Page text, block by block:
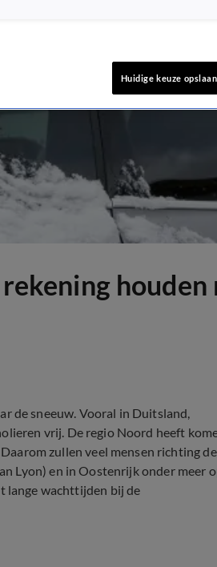
de sneeuw. Vooral in Duitsland,
vrij. De regio Noord heeft
zullen veel mensen richting de
Lyon) en in Oostenrijk onder meer
lange wachttijden bij de
Huidige keuze opslaan